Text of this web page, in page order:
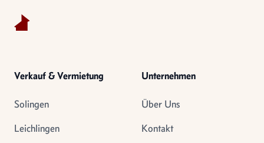
Verkauf & Vermietung
Solingen
Leichlingen
Unternehmen
Über Uns
Kontakt